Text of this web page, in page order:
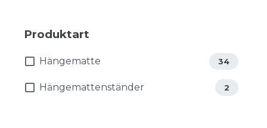
Produktart
Hängematte 34
Hängemattenständer 2